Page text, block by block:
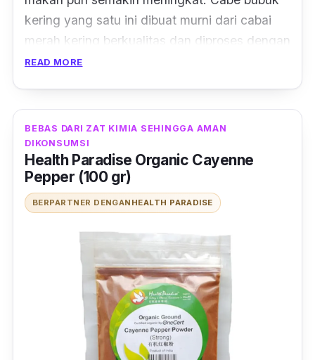
kering yang satu ini dibuat murni dari cabai
merah kering berkualitas dan diproses dengan
baik.
Kemasannya pun gampang dibuka dan
menjamin bubuk cabai tidak akan tumpah
saat disimpan kembali.
Harganya juga bersahabat,lho. Jadi, kalau
pas makan dan butuh sensai pedas cabai,
taburkan saja bubuk cabai 113 ini yang bikin
makanan pedas dan menggoyang lidah.
READ MORE
BEBAS DARI ZAT KIMIA SEHINGGA AMAN
DIKONSUMSI
Health Paradise Organic Cayenne
Pepper (100 gr)
BERPARTNER DENGAN HEALTH PARADISE